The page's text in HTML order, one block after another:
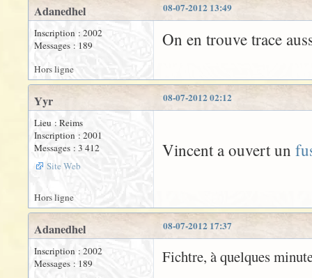
08-07-2012 13:49
Adanedhel
Inscription : 2002
Messages : 189
On en trouve trace
Hors ligne
08-07-2012 02:12
Yyr
Lieu : Reims
Inscription : 2001
Messages : 3 412
Site Web
Vincent a ouvert un
Hors ligne
08-07-2012 17:37
Adanedhel
Inscription : 2002
Messages : 189
Fichtre, à quelques